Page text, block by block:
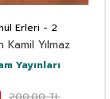
Erleri - 2
Kamil Yılmaz
Yayınları